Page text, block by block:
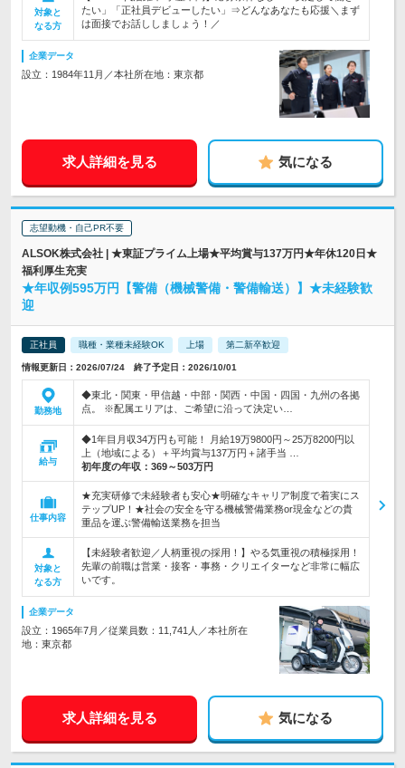
対象と
なる方
たい」「正社員デビューしたい」⇒どんなあなたも応援＼まず
は面接でお話ししましょう！／
企業データ
設立：1984年11月／本社所在地：東京都
求人詳細を見る 気になる
志望動機・自己PR不要
ALSOK株式会社 | ★東証プライム上場★平均賞与137万円★年休120日★
福利厚生充実
★年収例595万円【警備（機械警備・警備輸送）】★未経験歓
迎
正社員 職種・業種未経験OK 上場 第二新卒歓迎
情報更新日：2026/07/24 終了予定日：2026/10/01
勤務地
◆東北・関東・甲信越・中部・関西・中国・四国・九州の各拠
点。 ※配属エリアは、ご希望に沿って決定い…
給与
◆1年目月収34万円も可能！ 月給19万9800円～25万8200円以
上（地域による）＋平均賞与137万円＋諸手当 …
初年度の年収： 369～503万円
仕事内容
★充実研修で未経験者も安心★明確なキャリア制度で着実にス
テップUP！★社会の安全を守る機械警備業務or現金などの貴
重品を運ぶ警備輸送業務を担当
対象と
なる方
【未経験者歓迎／人柄重視の採用！】やる気重視の積極採用！
先輩の前職は営業・接客・事務・クリエイターなど非常に幅広
いです。
企業データ
設立：1965年7月／従業員数：11,741人／本社所在
地：東京都
求人詳細を見る 気になる